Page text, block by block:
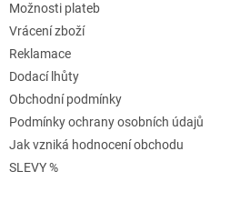
Možnosti plateb
Vrácení zboží
Reklamace
Dodací lhůty
Obchodní podmínky
Podmínky ochrany osobních údajů
Jak vzniká hodnocení obchodu
SLEVY %